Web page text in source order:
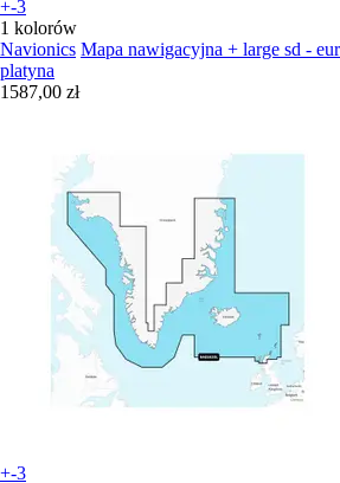
+-3
1 kolorów
Navionics Mapa nawigacyjna + large sd -
platyna
1587,00 zł
+-3